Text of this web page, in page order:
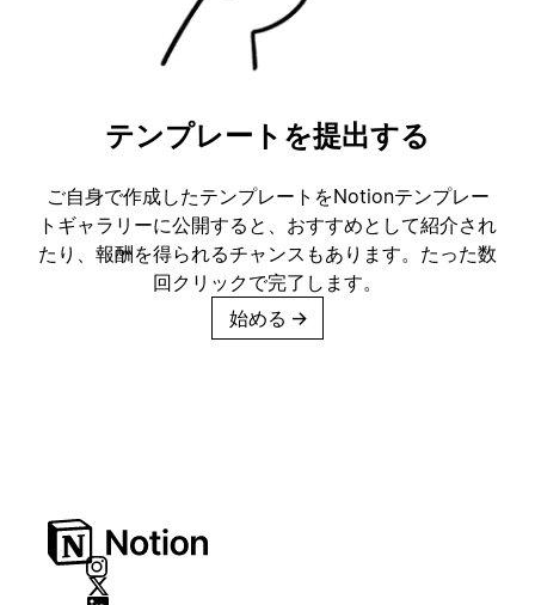
テンプレートを提出する
ご自身で作成したテンプレートをNotionテンプレー
トギャラリーに公開すると、おすすめとして紹介され
たり、報酬を得られるチャンスもあります。たった数
回クリックで完了します。
始める →